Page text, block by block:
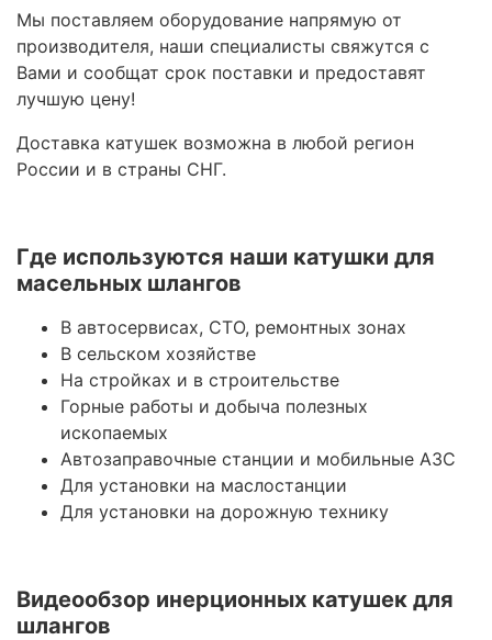
Мы поставляем оборудование напрямую от
производителя, наши специалисты свяжутся с
Вами и сообщат срок поставки и предоставят
лучшую цену!
Доставка катушек возможна в любой регион
России и в страны СНГ.
Где используются наши катушки для
масельных шлангов
В автосервисах, СТО, ремонтных зонах
В сельском хозяйстве
На стройках и в строительстве
Горные работы и добыча полезных
ископаемых
Автозаправочные станции и мобильные АЗС
Для установки на маслостанции
Для установки на дорожную технику
Видеообзор инерционных катушек для
шлангов